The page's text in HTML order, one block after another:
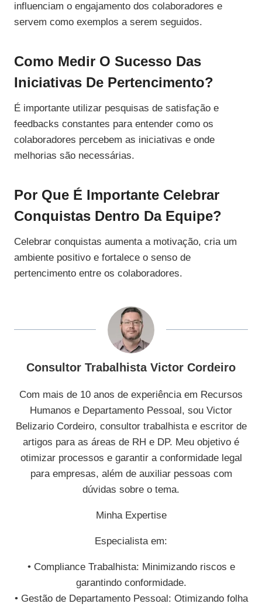
influenciam o engajamento dos colaboradores e
servem como exemplos a serem seguidos.
Como Medir O Sucesso Das
Iniciativas De Pertencimento?
É importante utilizar pesquisas de satisfação e
feedbacks constantes para entender como os
colaboradores percebem as iniciativas e onde
melhorias são necessárias.
Por Que É Importante Celebrar
Conquistas Dentro Da Equipe?
Celebrar conquistas aumenta a motivação, cria um
ambiente positivo e fortalece o senso de
pertencimento entre os colaboradores.
Consultor Trabalhista Victor Cordeiro
Com mais de 10 anos de experiência em Recursos
Humanos e Departamento Pessoal, sou Victor
Belizario Cordeiro, consultor trabalhista e escritor de
artigos para as áreas de RH e DP. Meu objetivo é
otimizar processos e garantir a conformidade legal
para empresas, além de auxiliar pessoas com
dúvidas sobre o tema.
Minha Expertise
Especialista em:
• Compliance Trabalhista: Minimizando riscos e
garantindo conformidade.
• Gestão de Departamento Pessoal: Otimizando folha